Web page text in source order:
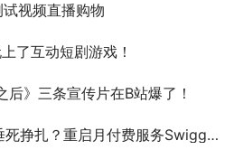
视频直播购物
了互动短剧游戏！
》三条宣传片在B站爆了！
扎？重启月付费服务Swiggy Super